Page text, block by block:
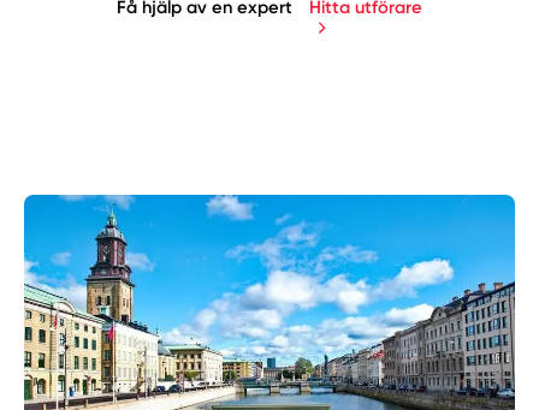
Manuellt Få hjälp
Välj tillvägagångssätt
Få hjälp av en expert Hitta utförare